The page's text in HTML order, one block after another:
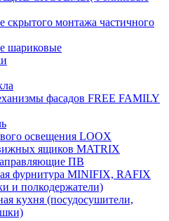
монтажа частичного
шариковые
фасадов FREE FAMILY
освещения LOOX
ящиков MATRIX
ПВ
фурнитура MINIFIX, RAFIX
и полкодержатели)
кухня (посудосушители,